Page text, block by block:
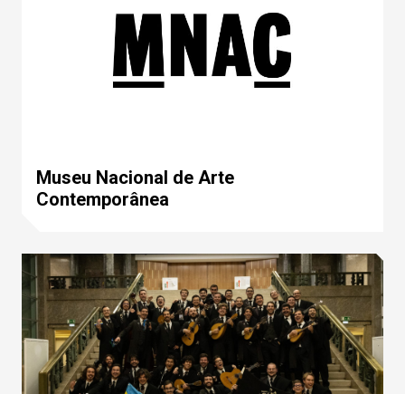
Museu Nacional de Arte
Contemporânea